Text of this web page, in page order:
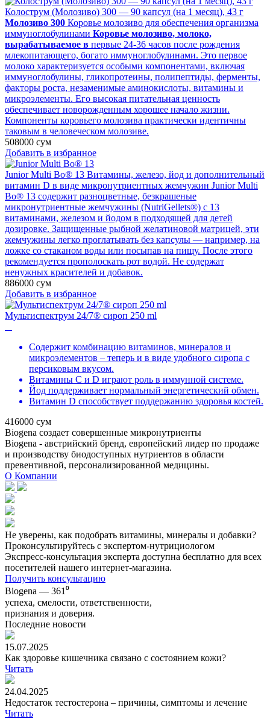
Колострум (Молозиво) 300 — 90 капсул (на 1 месяц), 43 г
Молозиво 300 Коровье молозиво для обеспечения организма
иммуноглобулинами Коровье молозиво, молоко,
вырабатываемое в первые 24-36 часов после рождения
млекопитающего, богато иммуноглобулинами. Это первое
молоко характеризуется особыми компонентами, включая
иммуноглобулины, гликопротеины, полипептиды, ферменты,
факторы роста, незаменимые аминокислоты, витамины и
микроэлементы. Его высокая питательная ценность
обеспечивает новорожденным хорошее начало жизни.
Компоненты коровьего молозива практически идентичны
таковым в человеческом молозиве.
508000 сум
Добавить в избранное
Junior Multi Bo® 13 Витамины, железо, йод и дополнительный
витамин D в виде микронутриентных жемчужин Junior Multi
Bo® 13 содержит разноцветные, безкрашеные
микронутриентные жемчужины (NutriGellets®) с 13
витаминами, железом и йодом в подходящей для детей
дозировке. Защищенные рыбной желатиновой матрицей, эти
жемчужины легко проглатывать без капсулы — например, на
ложке со стаканом воды или посыпав на пищу. После этого
рекомендуется прополоскать рот водой. Не содержат
ненужных красителей и добавок.
886000 сум
Добавить в избранное
Мультиспектрум 24/7® сироп 250 ml
Содержит комбинацию витаминов, минералов и
микроэлементов – теперь и в виде удобного сиропа с
персиковым вкусом.
Витамины C и D играют роль в иммунной системе.
Йод поддерживает нормальный энергетический обмен.
Витамин D способствует поддержанию здоровья костей.
416000 сум
Biogena создает совершенные микронутриенты
Biogena - австрийский бренд, европейский лидер по продаже
и производству биодоступных нутриентов в области
превентивной, персонализированной медицины.
О Компании
Не уверены, как подобрать витамины, минералы и добавки?
Проконсультируйтесь с экспертом-нутрициологом
Экспресс-консультация эксперта доступна бесплатно для всех
посетителей нашего интернет-магазина.
Получить консультацию
Biogena — 361⁰
успеха, смелости, ответственности,
признания и доверия.
Последние новости
15.07.2025
Как здоровье кишечника связано с состоянием кожи?
Читать
24.04.2025
Недостаток тестостерона – причины, симптомы и лечение
Читать